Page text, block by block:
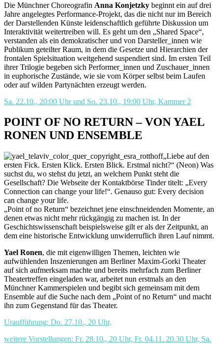
Die Münchner Choreografin Anna Konjetzky beginnt ein auf drei
Jahre angelegtes Performance-Projekt, das die nicht nur im Bereich
der Darstellenden Künste leidenschaftlich geführte Diskussion um
Interaktivität weitertreiben will. Es geht um den „Shared Space“,
verstanden als ein demokratischer und von Darsteller_innen wie
Publikum geteilter Raum, in dem die Gesetze und Hierarchien der
frontalen Spielsituation weitgehend suspendiert sind. Im ersten Teil
ihrer Trilogie begeben sich Performer_innen und Zuschauer_innen
in euphorische Zustände, wie sie vom Körper selbst beim Laufen
oder auf wilden Partynächten erzeugt werden.
Sa. 22.10., 20:00 Uhr und So. 23.10., 19:00 Uhr, Kammer 2
POINT OF NO RETURN – VON YAEL
RONEN UND ENSEMBLE
„Liebe auf den
ersten Fick. Ersten Klick. Ersten Blick. Erstmal nicht?“ (Neon) Was
suchst du, wo stehst du jetzt, an welchem Punkt steht die
Gesellschaft? Die Webseite der Kontaktbörse Tinder titelt: „Every
Connection can change your life!“. Genauso gut: Every decision
can change your life.
„Point of no Return“ bezeichnet jene einschneidenden Momente, an
denen etwas nicht mehr rückgängig zu machen ist. In der
Geschichtswissenschaft beispielsweise gilt er als der Zeitpunkt, an
dem eine historische Entwicklung unwiderruflich ihren Lauf nimmt.
Yael Ronen, die mit eigenwilligen Themen, leichten wie
aufwühlenden Inszenierungen am Berliner Maxim-Gorki Theater
auf sich aufmerksam machte und bereits mehrfach zum Berliner
Theatertreffen eingeladen war, arbeitet nun erstmals an den
Münchner Kammerspielen und begibt sich gemeinsam mit dem
Ensemble auf die Suche nach dem „Point of no Return“ und macht
ihn zum Gegenstand für das Theater.
Uraufführung: Do. 27.10., 20 Uhr,
weitere Vorstellungen: Fr. 28.10., 20 Uhr, Fr. 04.11. 20.30 Uhr, Sa.